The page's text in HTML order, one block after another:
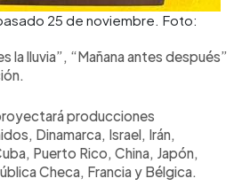
25 de noviembre. Foto:
lluvia”, “Mañana antes después”
producciones
Dinamarca, Israel, Irán,
Puerto Rico, China, Japón,
Checa, Francia y Bélgica.